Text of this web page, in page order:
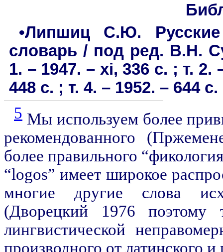
•Липшиц С.Ю. Русские
словарь / под ред. В.Н.
1. – 1947. – xi, 336 с. ; т. 2.
448 с. ; т. 4. – 1952. – 644 с.
5 Мы используем более
рекомендованного
более правильного
“logos” имеет широкое
многие другие слова
(Дворецкий 1976 поэтому
лингвистической
производного от латинского и